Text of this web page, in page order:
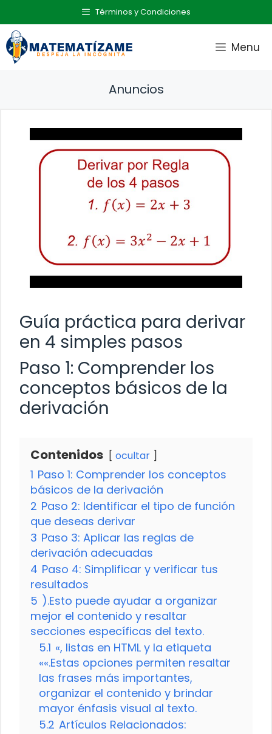
al
contenido
Términos y Condiciones
Menu
Anuncios
Guía práctica para derivar
en 4 simples pasos
Paso 1: Comprender los
conceptos básicos de la
derivación
Contenidos ocultar
1 Paso 1: Comprender los conceptos
básicos de la derivación
2 Paso 2: Identificar el tipo de función
que deseas derivar
3 Paso 3: Aplicar las reglas de
derivación adecuadas
4 Paso 4: Simplificar y verificar tus
resultados
5 ).Esto puede ayudar a organizar
mejor el contenido y resaltar
secciones específicas del texto.
5.1 «, listas en HTML y la etiqueta
««.Estas opciones permiten resaltar
las frases más importantes,
organizar el contenido y brindar
mayor énfasis visual al texto.
5.2 Artículos Relacionados: